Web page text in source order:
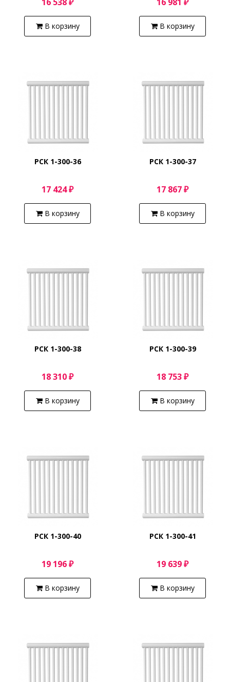
В корзину В корзину
РСК 1-300-36
17 424 ₽
В корзину
РСК 1-300-37
17 867 ₽
В корзину
РСК 1-300-38
18 310 ₽
В корзину
РСК 1-300-39
18 753 ₽
В корзину
РСК 1-300-40
19 196 ₽
В корзину
РСК 1-300-41
19 639 ₽
В корзину